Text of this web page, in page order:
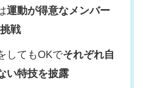
運動が得意なメンバー
戦
してもOKでそれぞれ自
い特技を披露